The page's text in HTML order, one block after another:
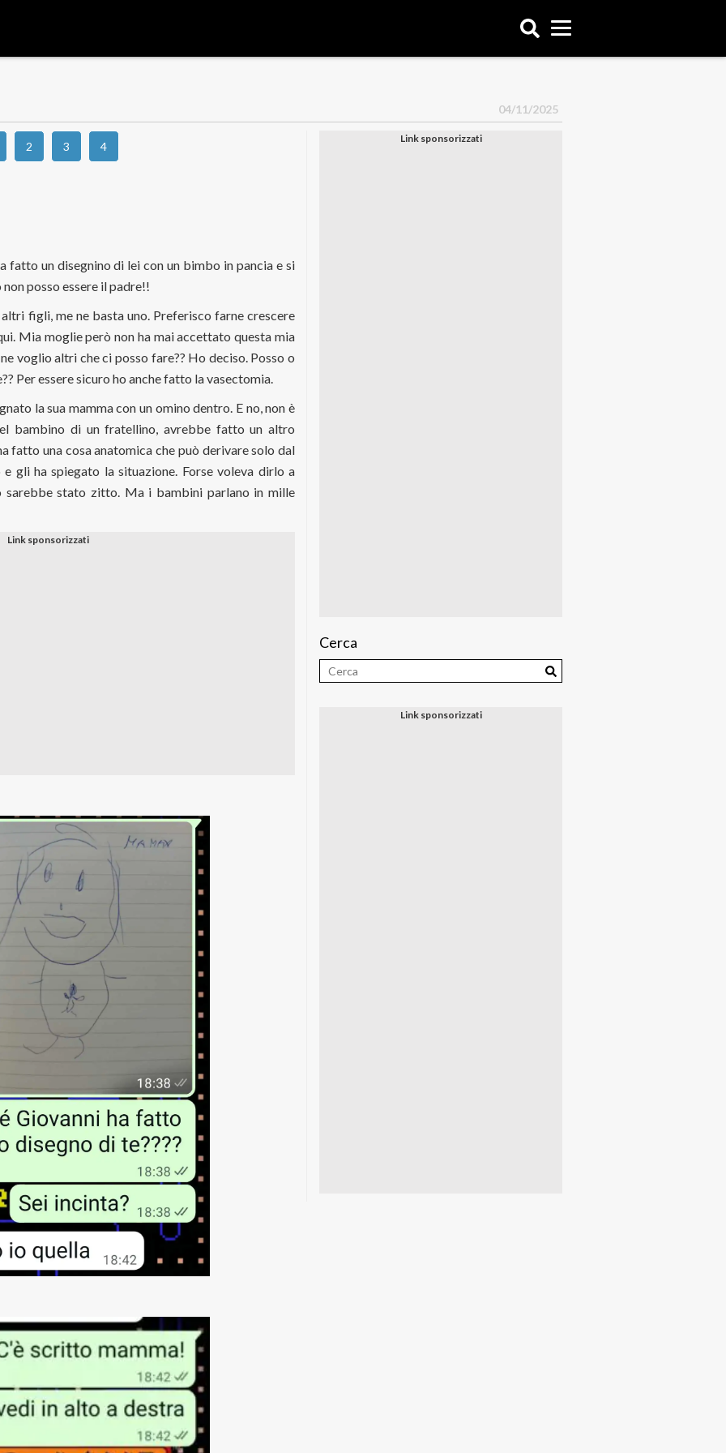
04/11/2025
2 3 4
fatto un disegnino di lei con un bimbo in pancia e si
posso essere il padre!!
figli, me ne basta uno. Preferisco farne crescere
Mia moglie però non ha mai accettato questa mia
voglio altri che ci posso fare?? Ho deciso. Posso o
Per essere sicuro ho anche fatto la vasectomia.
la sua mamma con un omino dentro. E no, non è
bambino di un fratellino, avrebbe fatto un altro
fatto una cosa anatomica che può derivare solo dal
gli ha spiegato la situazione. Forse voleva dirlo a
sarebbe stato zitto. Ma i bambini parlano in mille
Cerca